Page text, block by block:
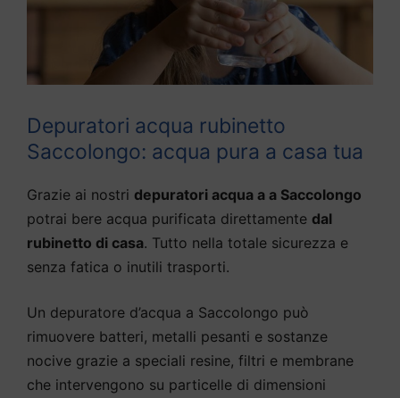
Depuratori acqua rubinetto
Saccolongo: acqua pura a casa tua
Grazie ai nostri depuratori acqua a a Saccolongo
potrai bere acqua purificata direttamente dal
rubinetto di casa. Tutto nella totale sicurezza e
senza fatica o inutili trasporti.
Un depuratore d’acqua a Saccolongo può
rimuovere batteri, metalli pesanti e sostanze
nocive grazie a speciali resine, filtri e membrane
che intervengono su particelle di dimensioni